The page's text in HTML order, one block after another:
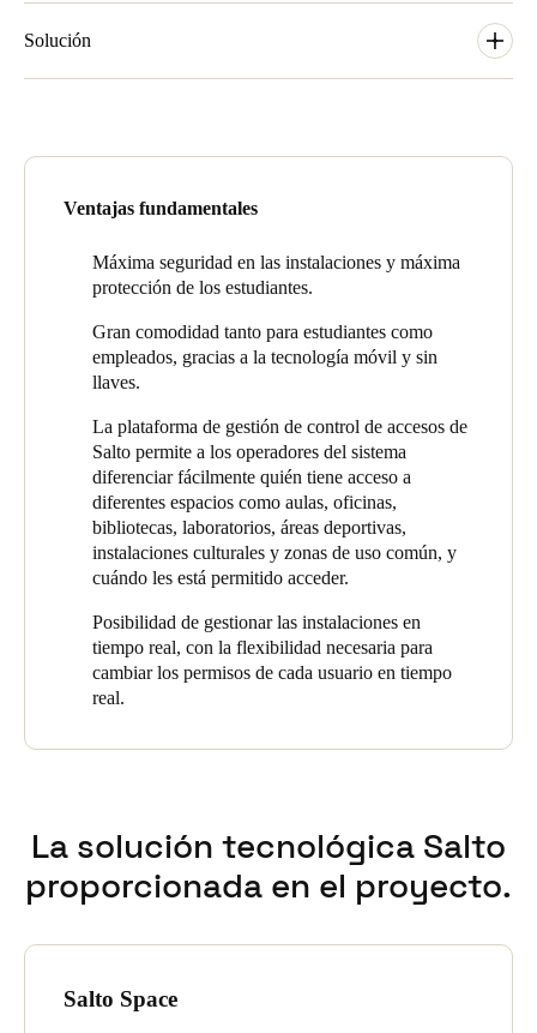
Solución
Salto XS4 KPBS (dispositivos para barras antipánico), que
antipánico; los cilindros electrónicos GEO y NEO;
habitaciones residenciales(una solución sin tarjeta que resulta
muy cómoda para las habitaciones equipadas con BLE); and
Asimismo, las taquillas del campus Madrid-Princesa cuentan con
cerraduras inteligentes de Salto, que ofrecen un espacio de
o una tarjeta de acceso.
Ventajas fundamentales
Máxima seguridad en las instalaciones y máxima
protección de los estudiantes.
Gran comodidad tanto para estudiantes como
empleados, gracias a la tecnología móvil y sin
llaves.
La plataforma de gestión de control de accesos de
Salto permite a los operadores del sistema
diferenciar fácilmente quién tiene acceso a
diferentes espacios como aulas, oficinas,
bibliotecas, laboratorios, áreas deportivas,
instalaciones culturales y zonas de uso común, y
cuándo les está permitido acceder.
Posibilidad de gestionar las instalaciones en
tiempo real, con la flexibilidad necesaria para
cambiar los permisos de cada usuario en tiempo
real.
La solución tecnológica Salto
proporcionada en el proyecto.
Salto Space